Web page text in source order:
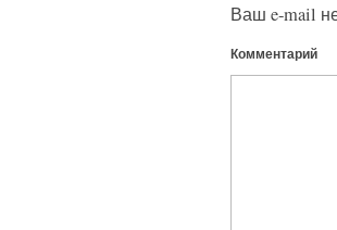
Ваш e-mail
Комментарий